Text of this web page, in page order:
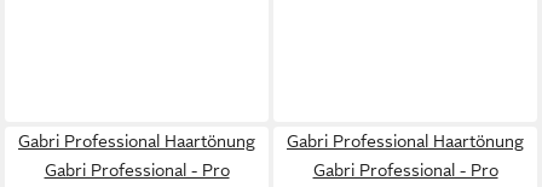
Gabri Professional Haartönung
Gabri Professional - Pro
Gabri Professional Haartönung
Gabri Professional - Pro